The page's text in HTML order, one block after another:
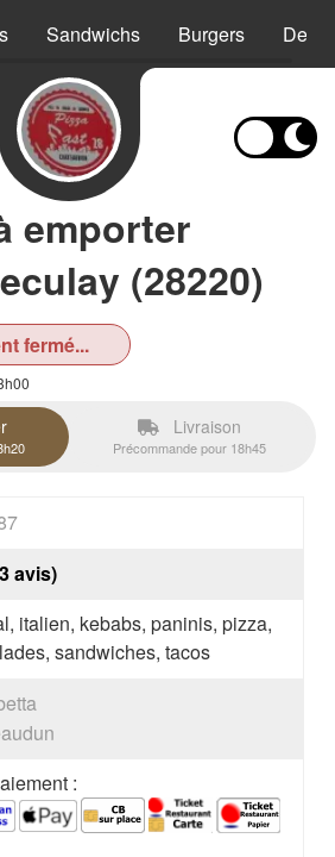
Sandwichs Burgers
emporter
(28220)
fermé...
Livraison
Précommande pour 18h45
avis)
italien, kebabs, paninis, pizza,
sandwiches, tacos
: